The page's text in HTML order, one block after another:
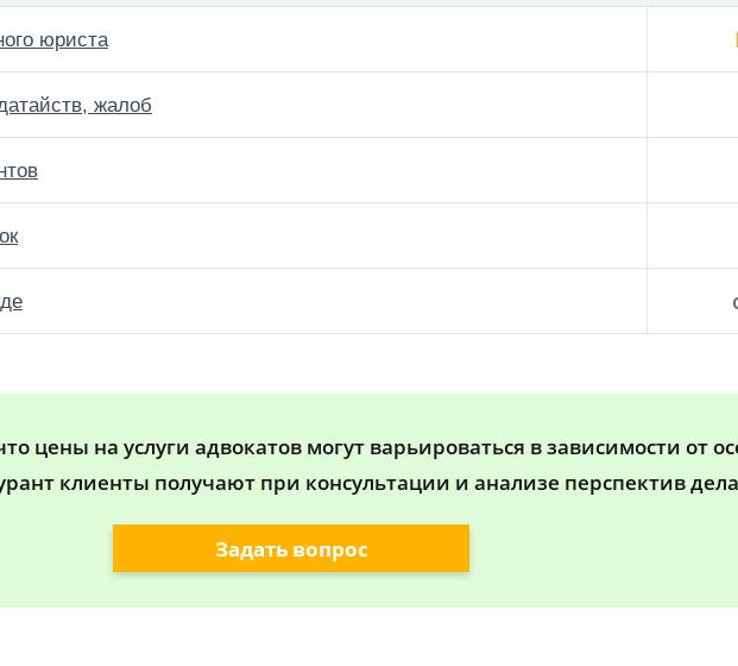
юриста
жалоб
цены на услуги адвокатов могут варьироваться в зависимости от
клиенты получают при консультации и анализе перспектив
Задать вопрос